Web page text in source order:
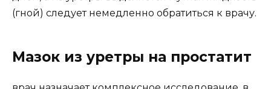
(гной) следует немедленно обратиться к врачу.
Мазок из уретры на простатит